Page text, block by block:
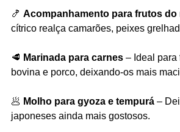
🍤 Acompanhamento para frutos do
cítrico realça camarões, peixes
🥩 Marinada para carnes– Ideal para
bovina e porco, deixando-os mais
🥟 Molho para gyoza e tempurá–
japoneses ainda mais gostosos.